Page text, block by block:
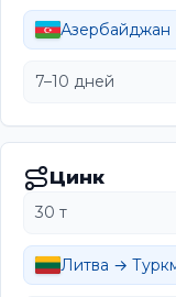
Азербайджан
7–10 дней
Цинк
30 т
Литва →